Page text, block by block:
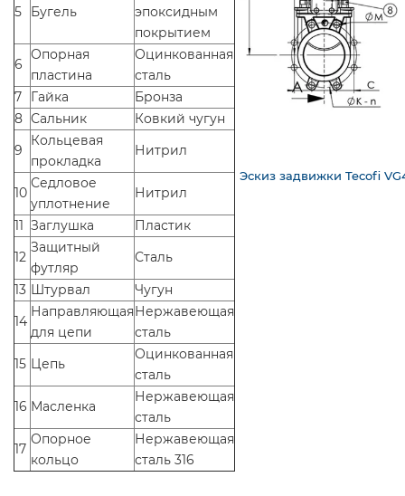
5 Бугель
эпоксидным
покрытием
6
Опорная
пластина
Оцинкованная
сталь
7
Гайка
Бронза
8 Сальник
Ковкий чугун
9
Кольцевая
прокладка
Нитрил
10
Седловое
уплотнение
Нитрил
11 Заглушка
Пластик
12
Защитный
футляр
Сталь
13 Штурвал
Чугун
14
Направляющая
для цепи
Нержавеющая
сталь
15 Цепь
Оцинкованная
сталь
16 Масленка
Нержавеющая
сталь
17
Опорное
кольцо
Нержавеющая
сталь 316
Эскиз задвижки Tecofi